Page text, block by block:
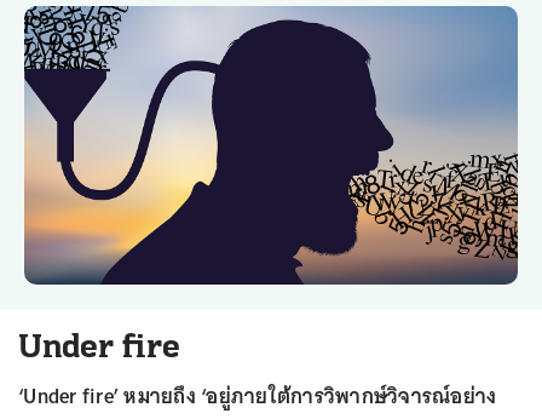
Under fire
‘Under fire’ หมายถึง ‘อยู่ภายใต้การวิพากษ์วิจารณ์อย่าง